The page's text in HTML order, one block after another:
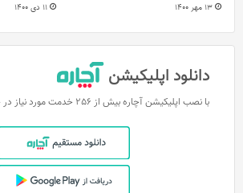
13 مهر 1400 11 دی 1400
دانلود اپلیکیشن
با نصب اپلیکیشن آچاره بیش از 256 خدمت مورد نیاز در جیب شماست.